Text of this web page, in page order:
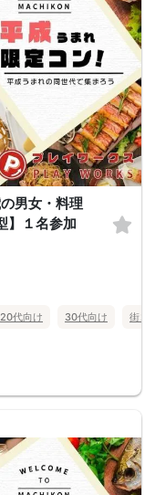
男女・料理
】１名参加
20代向け 30代向け 街コ